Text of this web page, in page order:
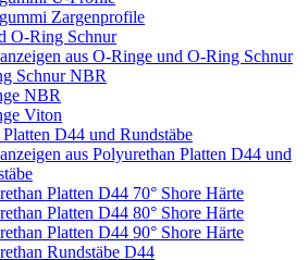
Zargenprofile
O-Ring Schnur
aus O-Ringe und O-Ring Schnur
Schnur NBR
NBR
Viton
D44 und Rundstäbe
aus Polyurethan Platten D44 und
Platten D44 70° Shore Härte
Platten D44 80° Shore Härte
Platten D44 90° Shore Härte
Rundstäbe D44